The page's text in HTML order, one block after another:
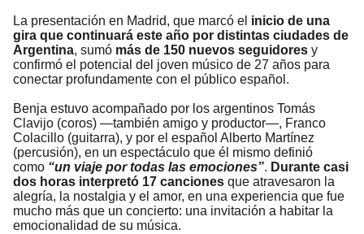
La presentación en Madrid, que marcó el inicio de una
gira que continuará este año por distintas ciudades de
Argentina, sumó más de 150 nuevos seguidores y
confirmó el potencial del joven músico de 27 años para
conectar profundamente con el público español.
Benja estuvo acompañado por los argentinos Tomás
Clavijo (coros) —también amigo y productor—, Franco
Colacillo (guitarra), y por el español Alberto Martínez
(percusión), en un espectáculo que él mismo definió
como “un viaje por todas las emociones”. Durante casi
dos horas interpretó 17 canciones que atravesaron la
alegría, la nostalgia y el amor, en una experiencia que fue
mucho más que un concierto: una invitación a habitar la
emocionalidad de su música.